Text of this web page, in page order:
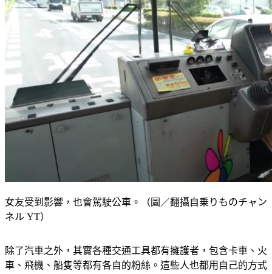
女友受到影響，也會駕駛公車。（圖／翻攝自乗りものチャン
除了汽車之外，其實各種交通工具都有擁護者，包含卡車、火